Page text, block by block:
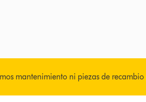
mantenimiento ni piezas de